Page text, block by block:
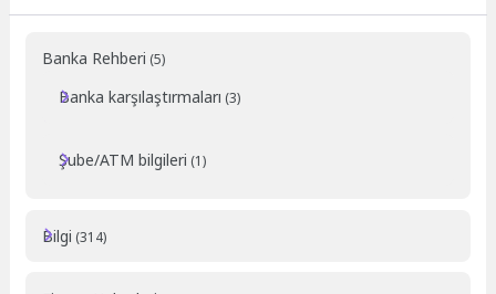
Banka Rehberi (5)
Banka karşılaştırmaları (3)
Şube/ATM bilgileri (1)
Bilgi (314)